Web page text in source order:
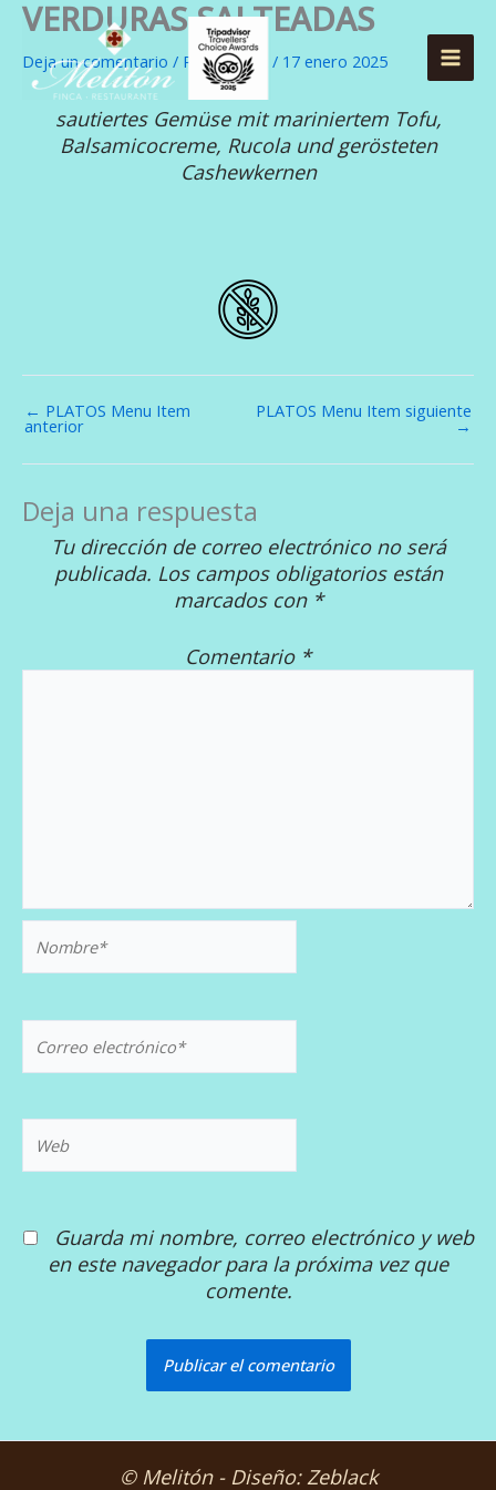
contenido
VERDURAS SALTEADAS
Deja un comentario / Porzeblack / 17 enero 2025
sautiertes Gemüse mit mariniertem Tofu,
Balsamicocreme, Rucola und gerösteten
Cashewkernen
← PLATOS Menu Item
anterior
PLATOS Menu Item siguiente
→
Deja una respuesta
Tu dirección de correo electrónico no será
publicada. Los campos obligatorios están
marcados con *
Comentario *
electrónico*
Guarda mi nombre, correo electrónico y web
en este navegador para la próxima vez que
comente.
© Melitón - Diseño: Zeblack